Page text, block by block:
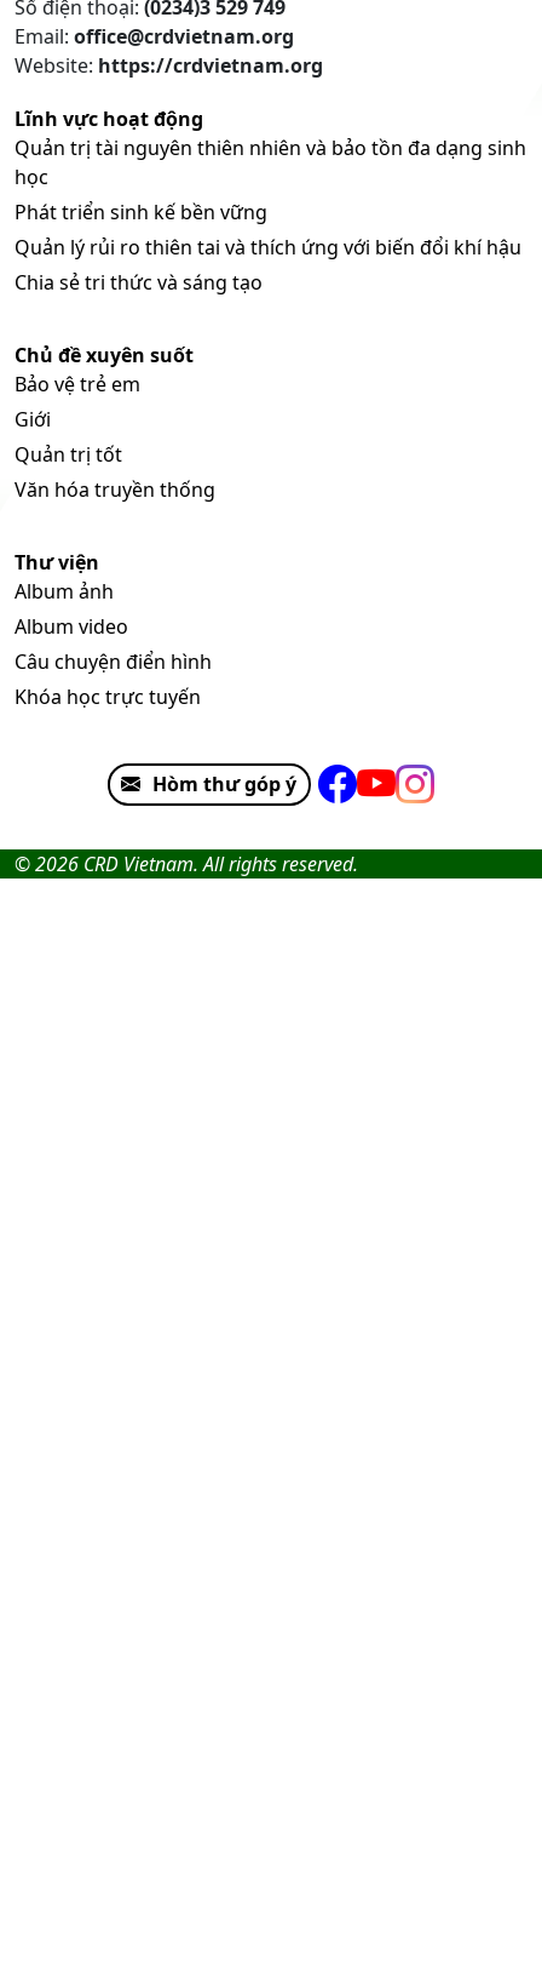
Số điện thoại: (0234)3 529 749
Email: office@crdvietnam.org
Website: https://crdvietnam.org
Lĩnh vực hoạt động
Quản trị tài nguyên thiên nhiên và bảo tồn đa dạng sinh
học
Phát triển sinh kế bền vững
Quản lý rủi ro thiên tai và thích ứng với biến đổi khí hậu
Chia sẻ tri thức và sáng tạo
Chủ đề xuyên suốt
Bảo vệ trẻ em
Giới
Quản trị tốt
Văn hóa truyền thống
Thư viện
Album ảnh
Album video
Câu chuyện điển hình
Khóa học trực tuyến
Hòm thư góp ý
© 2026 CRD Vietnam. All rights reserved.